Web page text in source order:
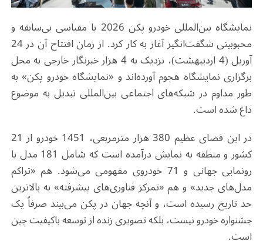
نمایشگاه بین‌المللی خودرو پکن 2026 با مقیاسی بی‌سابقه و
محبوبیتی شگفت‌انگیز آغاز به کار کرد. از زمان افتتاح آن در 24
آوریل (4 اردیبهشت)، نزدیک به 4 هزار خبرنگار خارجی به محل
برگزاری نمایشگاه هجوم آورده‌اند و «نمایشگاه خودرو پکن» به
طور مداوم در شبکه‌های اجتماعی بین‌المللی تبدیل به موضوع
داغ شده است.
در این فضای عظیم 380 هزار مترمربعی، 1451 خودرو از 21
کشور و منطقه به نمایش درآمده است که شامل 181 مدل با
رونمایی جهانی و 71 خودروی مفهومی می‌شود. هم «تراکم
مدل‌های جدید» و هم «تمرکز فناوری‌های پیشرفته» به بالاترین
حد تاریخ رسیده است، و آنچه جهان در پکن می‌بیند صرفاً یک
جشنواره خودرو نیست، بلکه تصویری زنده از توسعه باکیفیت چین
است.